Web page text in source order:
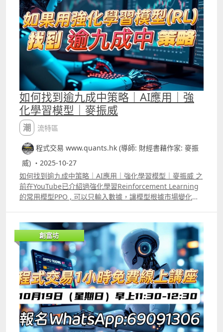
如何找到逾九成中策略｜AI應用｜強
化學習模型｜麥振威
潮流特區
程式交易 www.quants.hk (導師: 財經書藉作家: 麥振
威) ・2025-10-27
如何找到逾九成中策略｜AI應用｜強化學習模型｜麥振威 之
前在YouTube已介紹過強化學習Reinforcement Learning
的常用模型PPO , 可以只輸入數據，讓模型根據市場變化替
高，回報也很高的策略，但缺點是「坐倉」幅度十分十分之
大，所以真實交易時根本不敢用。若加上很多的止蝕條件，
回報及勝率又會大幅下降。 其實若運用強化學習模型替你想
一個合適的對冲策略，這些「九成中」的策略便有機會變成
真的能替你在市場上獲利。
創富坊